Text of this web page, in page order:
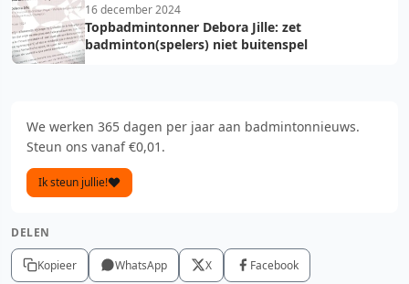
16 december 2024
Topbadmintonner Debora Jille: zet
badminton(spelers) niet buitenspel
We werken 365 dagen per jaar aan badmintonnieuws.
Steun ons vanaf €0,01.
Ik steun jullie!
DELEN
Kopieer WhatsApp X Facebook